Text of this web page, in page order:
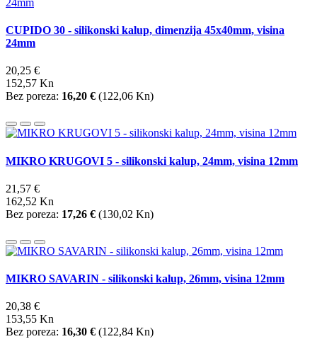
CUPIDO 30 - silikonski kalup, dimenzija 45x40mm, visina
24mm
20,25 €
152,57 Kn
Bez poreza: 16,20 € (122,06 Kn)
MIKRO KRUGOVI 5 - silikonski kalup, 24mm, visina 12mm
21,57 €
162,52 Kn
Bez poreza: 17,26 € (130,02 Kn)
MIKRO SAVARIN - silikonski kalup, 26mm, visina 12mm
20,38 €
153,55 Kn
Bez poreza: 16,30 € (122,84 Kn)